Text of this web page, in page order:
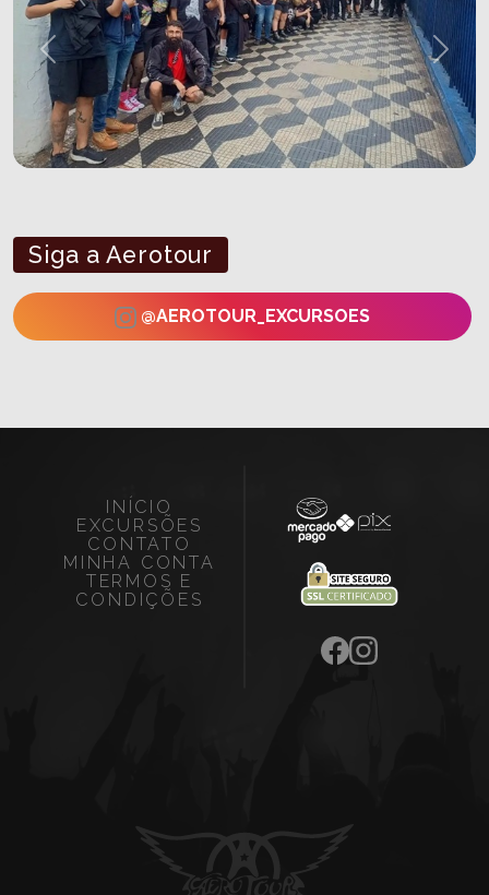
Siga a Aerotour
@AEROTOUR_EXCURSOES
Previous Next
INÍCIO
EXCURSÕES
CONTATO
MINHA CONTA
TERMOS E
CONDIÇÕES